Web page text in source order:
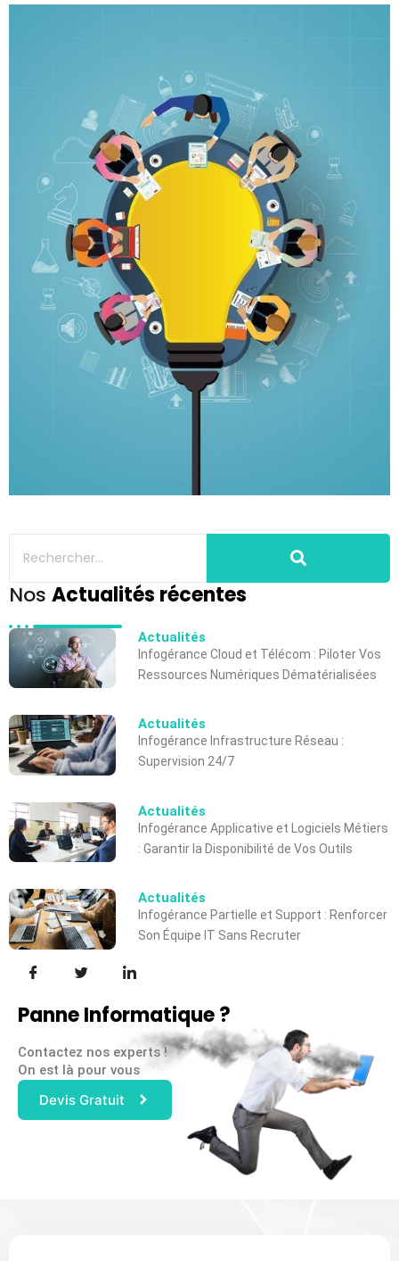
Nos Actualités récentes
Actualités
Infogérance Cloud et Télécom : Piloter Vos
Ressources Numériques Dématérialisées
Actualités
Infogérance Infrastructure Réseau :
Supervision 24/7
Actualités
Infogérance Applicative et Logiciels Métiers
: Garantir la Disponibilité de Vos Outils
Actualités
Infogérance Partielle et Support : Renforcer
Son Équipe IT Sans Recruter
Panne Informatique ?
Contactez nos experts !
On est là pour vous
Devis Gratuit